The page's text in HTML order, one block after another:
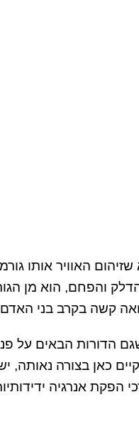
האוויר אותו
והפחם, הוא מן
קשה בקרב בני
הדורות הבאים על
כאן בצורה נאותה,
הפקת אנרגיה